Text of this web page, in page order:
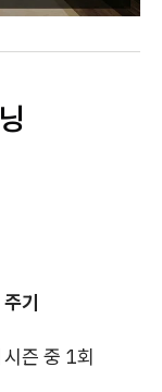
주기
시즌 중 1회